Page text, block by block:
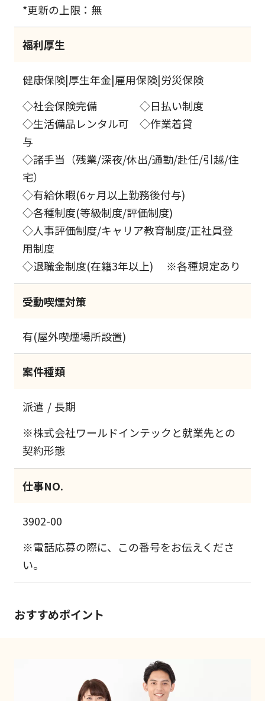
*更新の上限：無
福利厚生
健康保険|厚生年金|雇用保険|労災保険
◇社会保険完備 ◇日払い制度
◇生活備品レンタル可 ◇作業着貸
与
◇諸手当（残業/深夜/休出/通勤/赴任/引越/住
宅）
◇有給休暇(6ヶ月以上勤務後付与)
◇各種制度(等級制度/評価制度)
◇人事評価制度/キャリア教育制度/正社員登
用制度
◇退職金制度(在籍3年以上) ※各種規定あり
受動喫煙対策
有(屋外喫煙場所設置)
案件種類
派遣
長期
※株式会社ワールドインテックと就業先との
契約形態
仕事NO.
3902-00
※電話応募の際に、この番号をお伝えくださ
い。
おすすめポイント